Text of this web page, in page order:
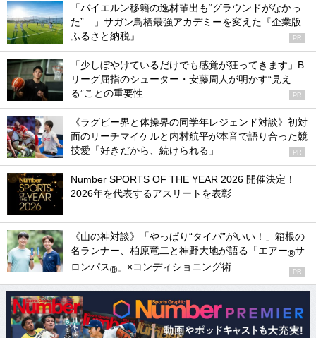
「バイエルン移籍の逸材輩出も“グラウンドがなかっ
た”…」サガン鳥栖最強アカデミーを変えた『企業版
ふるさと納税』
PR
「少しぼやけているだけでも感覚が狂ってきます」B
リーグ屈指のシューター・安藤周人が明かす“見え
る”ことの重要性
PR
《ラグビー界と体操界の同学年レジェンド対談》初対
面のリーチマイケルと内村航平が本音で語り合った競
技愛「好きだから、続けられる」
PR
Number SPORTS OF THE YEAR 2026 開催決定！
2026年を代表するアスリートを表彰
《山の神対談》「やっぱり“タイパ”がいい！」箱根の
名ランナー、柏原竜二と神野大地が語る「エアー®サ
ロンパス® 」×コンディショニング術 PR